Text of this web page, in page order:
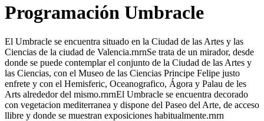
Programación Umbracle
El Umbracle se encuentra situado en la Ciudad de las Artes y las
Ciencias de la ciudad de Valencia.rnrnSe trata de un mirador, desde
donde se puede contemplar el conjunto de la Ciudad de las Artes y
las Ciencias, con el Museo de las Ciencias Principe Felipe justo
enfrete y con el Hemisferic, Oceanografico, Ágora y Palau de les
Arts alrededor del mismo.rnrnEl Umbracle se encuentra decorado
con vegetacion mediterranea y dispone del Paseo del Arte, de acceso
llibre y donde se muestran exposiciones habitualmente.rnrn